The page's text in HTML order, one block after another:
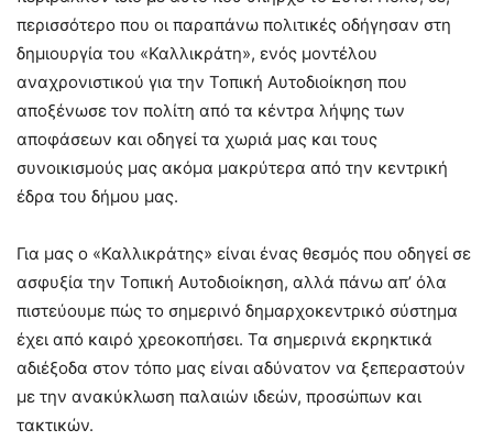
περισσότερο που οι παραπάνω πολιτικές οδήγησαν στη
δημιουργία του «Καλλικράτη», ενός μοντέλου
αναχρονιστικού για την Τοπική Αυτοδιοίκηση που
αποξένωσε τον πολίτη από τα κέντρα λήψης των
αποφάσεων και οδηγεί τα χωριά μας και τους
συνοικισμούς μας ακόμα μακρύτερα από την κεντρική
έδρα του δήμου μας.
Για μας ο «Καλλικράτης» είναι ένας θεσμός που οδηγεί σε
ασφυξία την Τοπική Αυτοδιοίκηση, αλλά πάνω απ’ όλα
πιστεύουμε πώς το σημερινό δημαρχοκεντρικό σύστημα
έχει από καιρό χρεοκοπήσει. Τα σημερινά εκρηκτικά
αδιέξοδα στον τόπο μας είναι αδύνατον να ξεπεραστούν
με την ανακύκλωση παλαιών ιδεών, προσώπων και
τακτικών.